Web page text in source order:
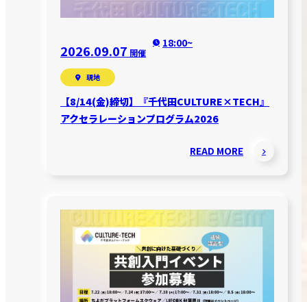
2026.09.07 開催
18:00~
現地
【8/14(金)締切】『千代田CULTURE×TECH』
アクセラレーションプログラム2026
READ MORE